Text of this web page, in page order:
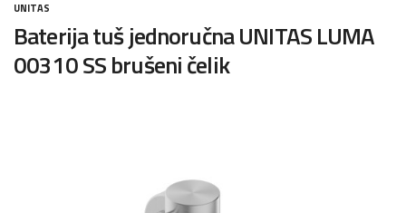
UNITAS
Baterija tuš jednoručna UNITAS LUMA
00310 SS brušeni čelik